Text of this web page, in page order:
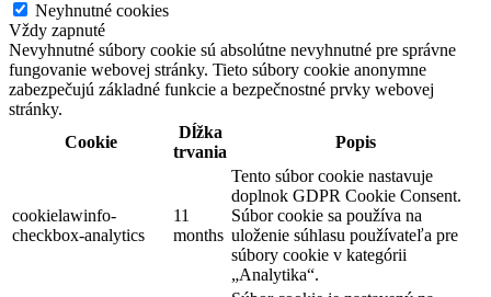
Neyhnutné cookies
Vždy zapnuté
Nevyhnutné súbory cookie sú absolútne nevyhnutné pre správne
fungovanie webovej stránky. Tieto súbory cookie anonymne
zabezpečujú základné funkcie a bezpečnostné prvky webovej
stránky.
Cookie
Dĺžka
trvania
Popis
cookielawinfo-
checkbox-analytics
11
months
Tento súbor cookie nastavuje
doplnok GDPR Cookie Consent.
Súbor cookie sa používa na
uloženie súhlasu používateľa pre
súbory cookie v kategórii
„Analytika“.